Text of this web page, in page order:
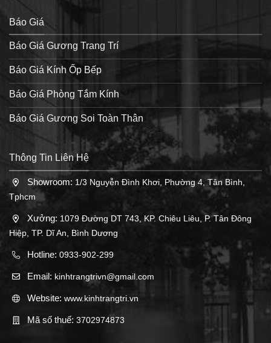
Báo Giá
Báo Giá Gương Trang Trí
Báo Giá Kính Ốp Bếp
Báo Giá Phòng Tắm Kính
Báo Giá Gương Soi Toàn Thân
Thông Tin Liên Hệ
Showroom: 1/3 Nguyễn Đình Khơi, Phường 4, Tân Bình,
Tphcm
Xưởng: 1079 Đường DT 743, KP. Chiêu Liêu, P. Tân Đông
Hiệp, TP. Dĩ An, Bình Dương
Hotline: 0933-902-299
Email: kinhtrangtrivn@gmail.com
Website: www.kinhtrangtri.vn
Mã số thuế: 3702974873